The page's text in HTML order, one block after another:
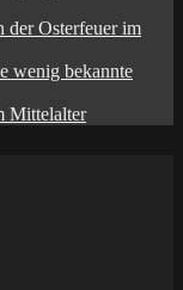
der Osterfeuer im
wenig bekannte
Mittelalter